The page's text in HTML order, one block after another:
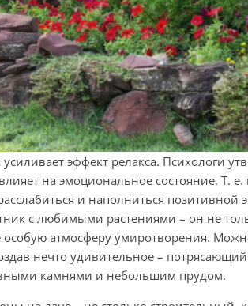
эффект релакса. Психологи
на эмоциональное состояние. Т.
и наполниться позитивной
с любимыми растениями – он не
особую атмосферу умиротворения.
нечто удивительное –
камнями и небольшим прудом.